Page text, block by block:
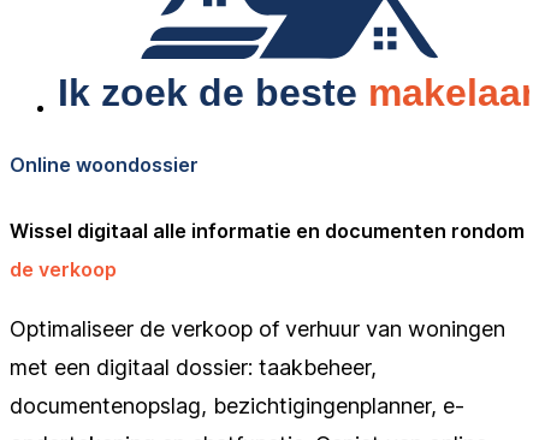
Online woondossier
Wissel digitaal alle informatie en documenten rondom
de verkoop
Optimaliseer de verkoop of verhuur van woningen
met een digitaal dossier: taakbeheer,
documentenopslag, bezichtigingenplanner, e-